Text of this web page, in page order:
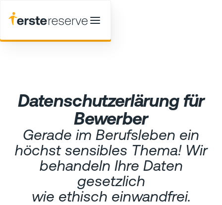
Datenschutzerlärung für
Bewerber
Gerade im Berufsleben ein
höchst sensibles Thema! Wir
behandeln Ihre Daten
gesetzlich
wie ethisch einwandfrei.